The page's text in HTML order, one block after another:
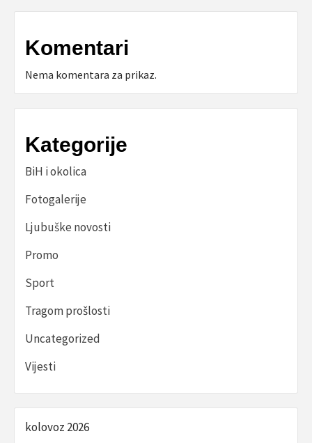
Komentari
Nema komentara za prikaz.
Kategorije
BiH i okolica
Fotogalerije
Ljubuške novosti
Promo
Sport
Tragom prošlosti
Uncategorized
Vijesti
kolovoz 2026